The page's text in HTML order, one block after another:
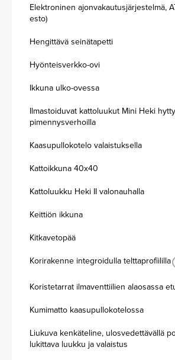
Elektroninen ajonvakautusjärjestelmä,
esto)
Hengittävä seinätapetti
Hyönteisverkko-ovi
Ikkuna ulko-ovessa
Ilmastoiduvat kattoluukut Mini Heki
pimennysverhoilla
Kaasupullokotelo valaistuksella
Kattoikkuna 40x40
Kattoluukku Heki II valonauhalla
Keittiön ikkuna
Kitkavetopää
Korirakenne integroidulla telttaprofiililla
Koristetarrat ilmaventtiilien alaosassa
Kumimatto kaasupullokotelossa
Liukuva kenkäteline, ulosvedettävällä
lukittava luukku ja valaistus